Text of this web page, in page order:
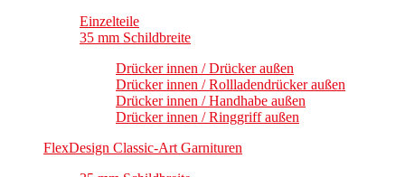
Einzelteile
35 mm Schildbreite
Drücker innen / Drücker außen
Drücker innen / Rollladendrücker außen
Drücker innen / Handhabe außen
Drücker innen / Ringgriff außen
FlexDesign Classic-Art Garnituren